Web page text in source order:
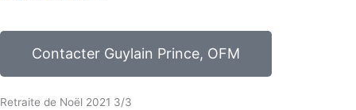
Contacter Guylain Prince, OFM
Retraite de Noël 2021 3/3